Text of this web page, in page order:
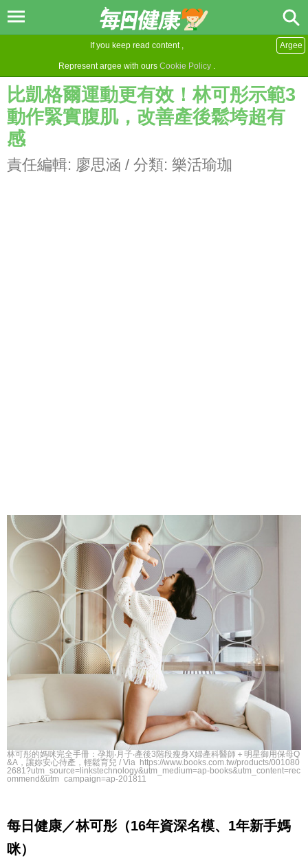
If you keep read content ,
Represent argee with ours Cookie Policy .
Argee
比凱格爾運動更有效！林可彤示範3
動作緊實腹肌，改善產後鬆垮超有
感
責任編輯: 廖思涵 / 分類: 樂活瑜珈
林可彤的媽咪完全手冊：孕期‧月子‧產後3階段瘦身X婦產科醫師＋明星御用保母Q
&A，讓妳安心待產，輕鬆育兒 / Via https://www.books.com.tw/products/001080
2681?utm_source=linkstechnology&utm_medium=ap-books&utm_content=rec
ommend&utm_campaign=ap-201811
每日健康／林可彤（16年資深名模、1年新手媽
咪）